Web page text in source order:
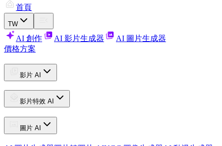
首頁
TW
AI 創作 AI 影片生成器
AI 圖片生成器
價格方案
影片 AI
影片特效 AI
圖片 AI